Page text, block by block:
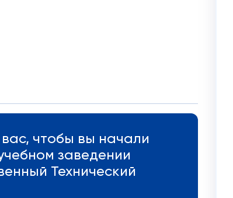
чтобы вы начали
заведении
Технический